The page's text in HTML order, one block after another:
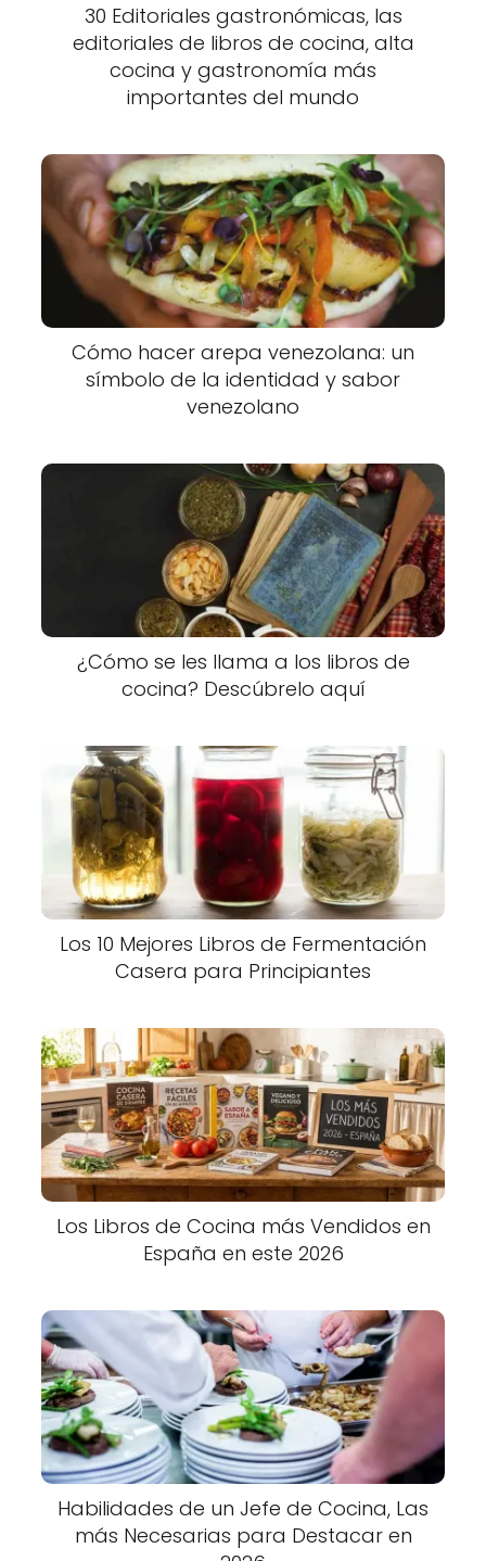
30 Editoriales gastronómicas, las
editoriales de libros de cocina, alta
cocina y gastronomía más
importantes del mundo
Cómo hacer arepa venezolana: un
símbolo de la identidad y sabor
venezolano
¿Cómo se les llama a los libros de
cocina? Descúbrelo aquí
Los 10 Mejores Libros de Fermentación
Casera para Principiantes
Los Libros de Cocina más Vendidos en
España en este 2026
Habilidades de un Jefe de Cocina, Las
más Necesarias para Destacar en